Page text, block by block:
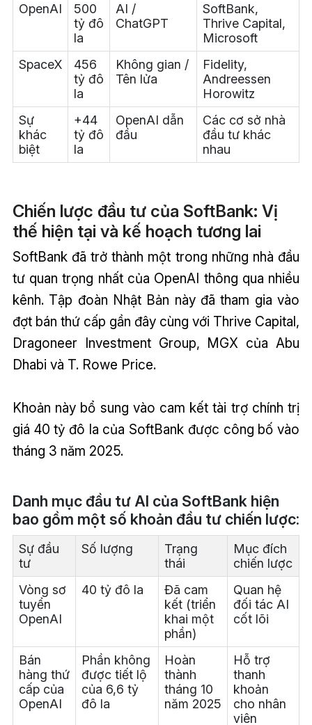
OpenAI
500
tỷ đô
la
AI /
ChatGPT
SoftBank,
Thrive Capital,
Microsoft
SpaceX
456
tỷ đô
la
Không gian /
Tên lửa
Fidelity,
Andreessen
Horowitz
Sự
khác
biệt
+44
tỷ đô
la
OpenAI dẫn
đầu
Các cơ sở nhà
đầu tư khác
nhau
Chiến lược đầu tư của SoftBank: Vị
thế hiện tại và kế hoạch tương lai
SoftBank đã trở thành một trong những nhà đầu
tư quan trọng nhất của OpenAI thông qua nhiều
kênh. Tập đoàn Nhật Bản này đã tham gia vào
đợt bán thứ cấp gần đây cùng với Thrive Capital,
Dragoneer Investment Group, MGX của Abu
Dhabi và T. Rowe Price.
Khoản này bổ sung vào cam kết tài trợ chính trị
giá 40 tỷ đô la của SoftBank được công bố vào
tháng 3 năm 2025.
Danh mục đầu tư AI của SoftBank hiện
bao gồm một số khoản đầu tư chiến lược:
Sự đầu
tư
Số lượng
Trạng
thái
Mục đích
chiến lược
Vòng sơ
tuyển
OpenAI
40 tỷ đô la
Đã cam
kết (triển
khai một
phần)
Quan hệ
đối tác AI
cốt lõi
Bán
hàng thứ
cấp của
OpenAI
Phần không
được tiết lộ
của 6,6 tỷ
đô la
Hoàn
thành
tháng 10
năm 2025
Hỗ trợ
thanh
khoản
cho nhân
viên